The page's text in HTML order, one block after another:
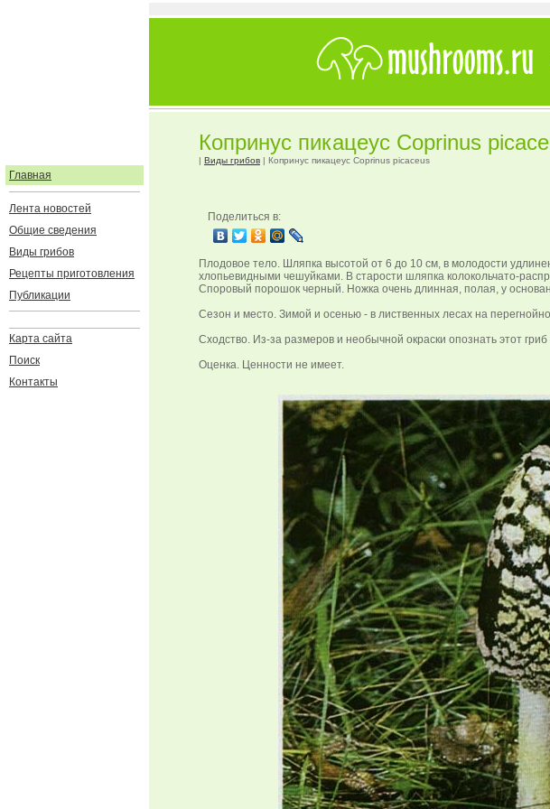
Главная
Лента новостей
Общие сведения
Виды грибов
Рецепты приготовления
Публикации
Карта сайта
Поиск
Контакты
Копринус пикацеус Coprinus
| Виды грибов | Копринус пикацеус Coprinus picaceus
Поделиться в:
Плодовое тело. Шляпка высотой от 6 до 10 см, в молодости
хлопьевидными чешуйками. В старости шляпка колокольчато-
Споровый порошок черный. Ножка очень длинная, полая, у
Сезон и место. Зимой и осенью - в лиственных лесах на
Сходство. Из-за размеров и необычной окраски опознать этот гриб
Оценка. Ценности не имеет.